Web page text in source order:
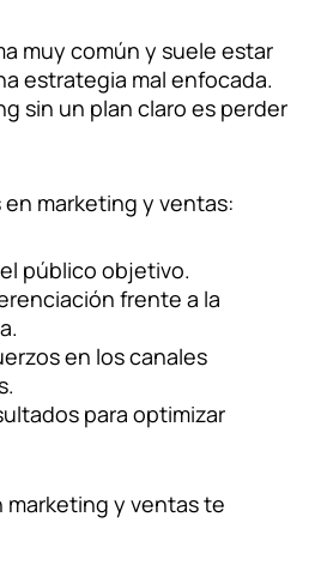
muy común y suele estar
estrategia mal enfocada.
sin un plan claro es perder
marketing y ventas:
público objetivo.
frente a la
en los canales
para optimizar
marketing y ventas te